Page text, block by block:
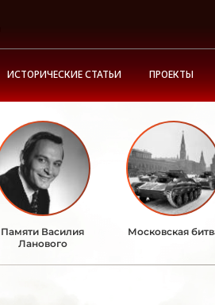
ИСТОРИЧЕСКИЕ СТАТЬИ ПРОЕКТЫ
Памяти Василия
Ланового
Московская